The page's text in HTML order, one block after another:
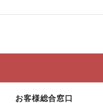
お客様総合窓口